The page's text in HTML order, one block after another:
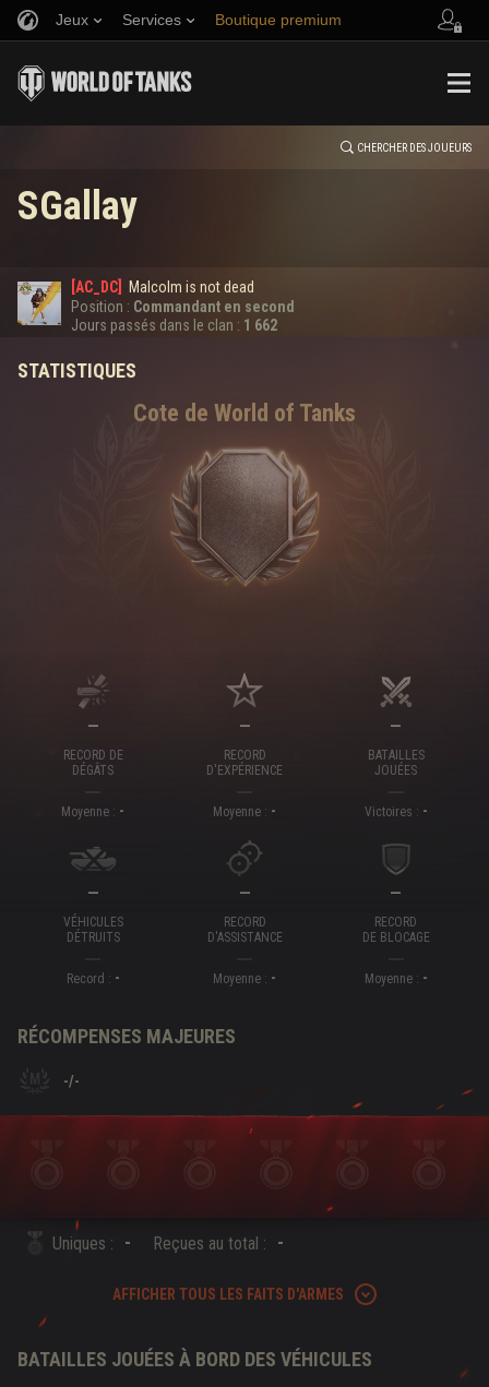
Jeux Services Boutique premium
Musique
Politique de fair-play
Wargaming.net Game Center
Parrainer un ami
Discord
Médias
HISTORIQUE
ÉVÉNEMENT
Erreur lors du chargement des données
CHERCHER DES JOUEURS
SGallay
[AC_DC]
Malcolm is not dead
Position : Commandant en second
Jours passés dans le clan : 1 662
STATISTIQUES
Cote de World of Tanks
—
RECORD DE
DÉGÂTS
Moyenne : -
—
RECORD
D'EXPÉRIENCE
Moyenne : -
—
BATAILLES
JOUÉES
Victoires : -
—
VÉHICULES
DÉTRUITS
Record : -
—
RECORD
D'ASSISTANCE
Moyenne : -
—
RECORD
DE BLOCAGE
Moyenne : -
RÉCOMPENSES MAJEURES
-/-
Uniques : - Reçues au total : -
AFFICHER TOUS LES FAITS D'ARMES
BATAILLES JOUÉES À BORD DES VÉHICULES